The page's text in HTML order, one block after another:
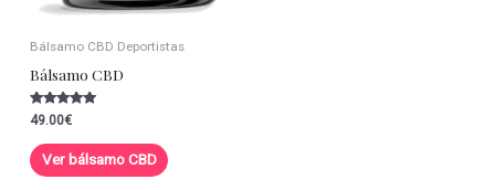
Bálsamo CBD Deportistas
Bálsamo CBD
Valorado con
5.00
de 5
49.00€
Ver bálsamo CBD